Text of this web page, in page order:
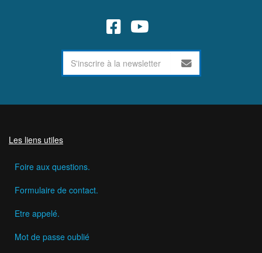
Les liens utiles
Foire aux questions.
Formulaire de contact.
Etre appelé.
Mot de passe oublié